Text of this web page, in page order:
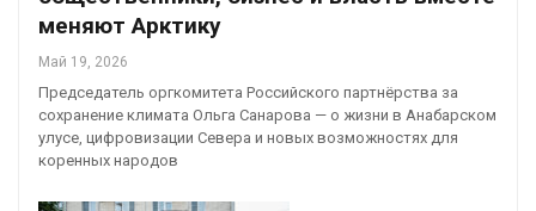
меняют Арктику
Май 19, 2026
Председатель оргкомитета Российского партнёрства за
сохранение климата Ольга Санарова — о жизни в Анабарском
улусе, цифровизации Севера и новых возможностях для
коренных народов